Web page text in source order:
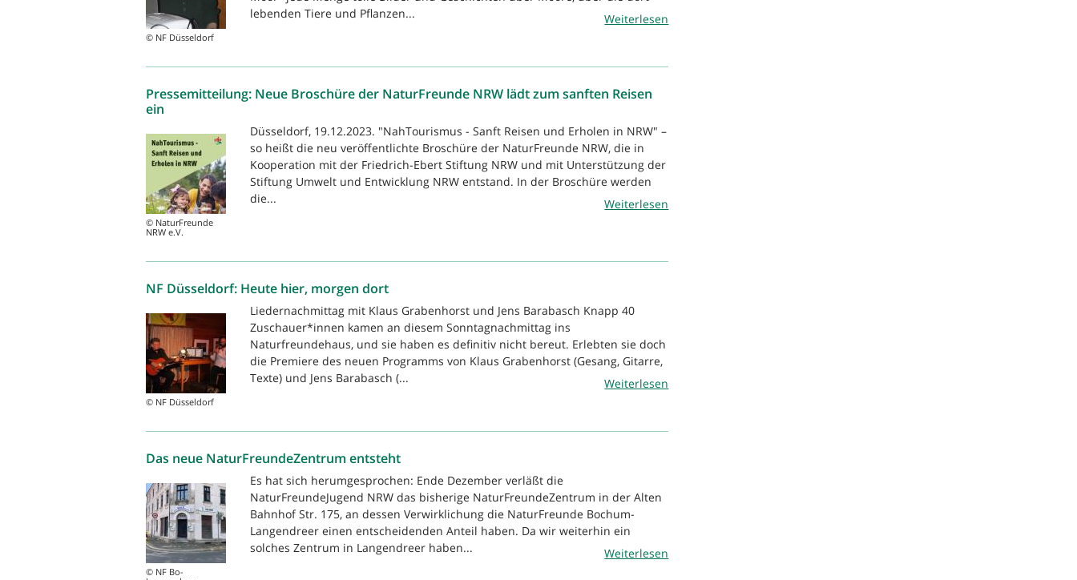
© NF Düsseldorf
lebenden Tiere und Pflanzen...
Weiterlesen
Pressemitteilung: Neue Broschüre der NaturFreunde NRW lädt zum sanften Reisen
ein
© NaturFreunde
NRW e.V.
Düsseldorf, 19.12.2023. "NahTourismus - Sanft Reisen und Erholen in NRW" –
so heißt die neu veröffentlichte Broschüre der NaturFreunde NRW, die in
Kooperation mit der Friedrich-Ebert Stiftung NRW und mit Unterstützung der
Stiftung Umwelt und Entwicklung NRW entstand. In der Broschüre werden
die...
Weiterlesen
NF Düsseldorf: Heute hier, morgen dort
© NF Düsseldorf
Liedernachmittag mit Klaus Grabenhorst und Jens Barabasch Knapp 40
Zuschauer*innen kamen an diesem Sonntagnachmittag ins
Naturfreundehaus, und sie haben es definitiv nicht bereut. Erlebten sie doch
die Premiere des neuen Programms von Klaus Grabenhorst (Gesang, Gitarre,
Texte) und Jens Barabasch (...
Weiterlesen
Das neue NaturFreundeZentrum entsteht
© NF Bo-
Es hat sich herumgesprochen: Ende Dezember verläßt die
NaturFreundeJugend NRW das bisherige NaturFreundeZentrum in der Alten
Bahnhof Str. 175, an dessen Verwirklichung die NaturFreunde Bochum-
Langendreer einen entscheidenden Anteil haben. Da wir weiterhin ein
solches Zentrum in Langendreer haben...
Weiterlesen